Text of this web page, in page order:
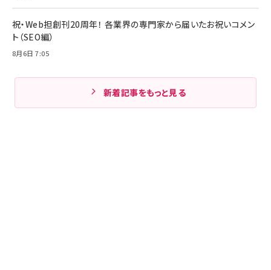
祝・Web担創刊20周年！ 各業界の専門家から届いたお祝いコメン
ト（SEO編）
8月6日 7:05
新着記事をもっと見る